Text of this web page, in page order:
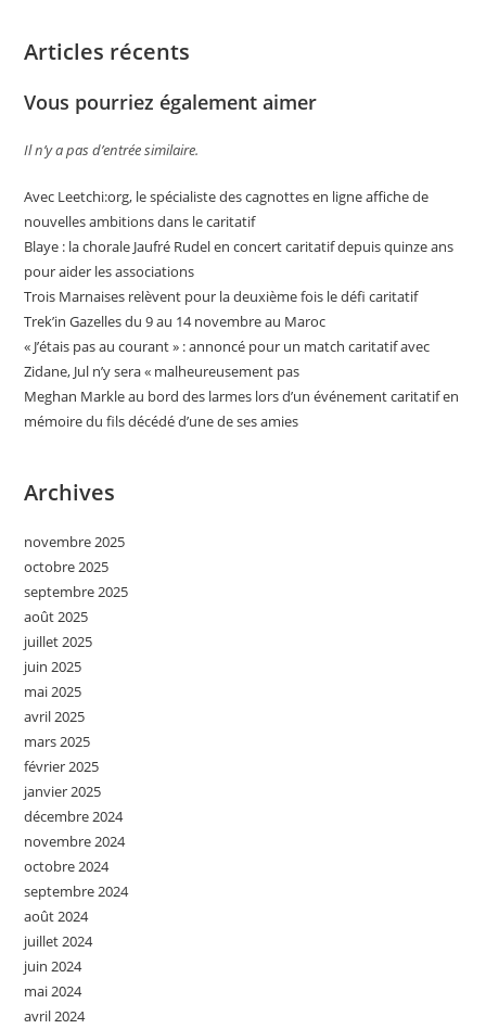
Articles récents
Vous pourriez également aimer
Il n’y a pas d’entrée similaire.
Avec Leetchi:org, le spécialiste des cagnottes en ligne affiche de
nouvelles ambitions dans le caritatif
Blaye : la chorale Jaufré Rudel en concert caritatif depuis quinze ans
pour aider les associations
Trois Marnaises relèvent pour la deuxième fois le défi caritatif
Trek’in Gazelles du 9 au 14 novembre au Maroc
« J’étais pas au courant » : annoncé pour un match caritatif avec
Zidane, Jul n’y sera « malheureusement pas
Meghan Markle au bord des larmes lors d’un événement caritatif en
mémoire du fils décédé d’une de ses amies
Archives
novembre 2025
octobre 2025
septembre 2025
août 2025
juillet 2025
juin 2025
mai 2025
avril 2025
mars 2025
février 2025
janvier 2025
décembre 2024
novembre 2024
octobre 2024
septembre 2024
août 2024
juillet 2024
juin 2024
mai 2024
avril 2024